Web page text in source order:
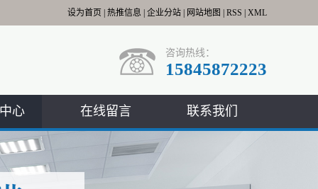
设为首页 热推信息 企业分站 网站地图 RSS XML
咨询热线：
15845872223
心 在线留言 联系我们